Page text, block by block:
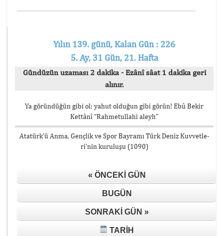
Yılın 139. günü, Kalan Gün : 226
5. Ay, 31 Gün, 21. Hafta
Gündüzün uzaması 2 dakika - Ezânî sâat 1 dakika geri
alınır.
Ya göründüğün gibi ol; yahut olduğun gibi görün! Ebû Bekir
Kettânî “Rahmetullahi aleyh”
Atatürk’ü Anma, Gençlik ve Spor Bayramı Türk De­niz Kuv­vet­le­
ri’nin ku­ru­lu­şu (1090)
« ÖNCEKI GÜN
BUGÜN
SONRAKI GÜN »
TARIH